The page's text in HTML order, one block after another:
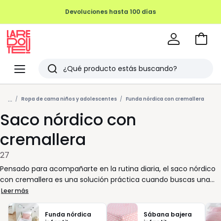
Devoluciones hasta 100 días
Menu
Redoute
Buscar
Últimos
artículos
vistos
Ir
... Ropa de cama niños y adolescentes Funda nórdica con cremallera
Saco nórdico con
cremallera
27
Pensado para acompañarte en la rutina diaria, el saco nórdico
con cremallera es una solución práctica cuando buscas una
cama siempre lista y un dormitorio ordenado sin esfuerzo. Su
diseño envolvente mantiene el conjunto en su sitio y facilita el
momento de hacer la cama, incluso en mañanas con prisas.
Leer más
Funda nórdica
Sábana bajera